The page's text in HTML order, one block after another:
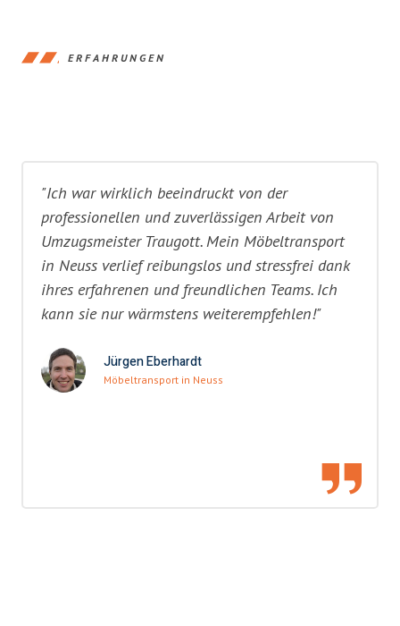
ERFAHRUNGEN
"Ich war wirklich beeindruckt von der
professionellen und zuverlässigen Arbeit von
Umzugsmeister Traugott. Mein Möbeltransport
in Neuss verlief reibungslos und stressfrei dank
ihres erfahrenen und freundlichen Teams. Ich
kann sie nur wärmstens weiterempfehlen!"
Jürgen Eberhardt
Möbeltransport in Neuss